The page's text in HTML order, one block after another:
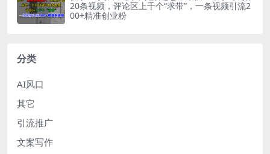
20条视频，评论区上千个“求带”，一条视频引流2
00+精准创业粉
分类
AI风口
其它
引流推广
文案写作